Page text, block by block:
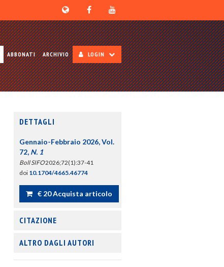
ABBONATI ARCHIVIO LOGIN
DETTAGLI
Gennaio-Febbraio 2026, Vol.
72, N. 1
Boll SIFO2026;72(1):37-41
doi 10.1704/4665.46774
€ 20 Acquista articolo
CITAZIONE
ALTRO DAGLI AUTORI